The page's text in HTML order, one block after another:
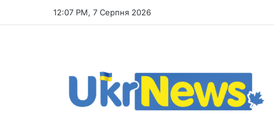
12:07 PM, 7 Серпня 2026